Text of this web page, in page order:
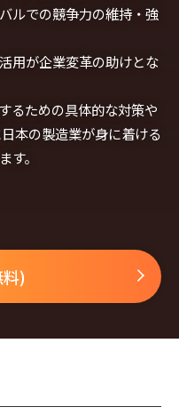
ルでの競争力の維持・強
用が企業変革の助けとな
るための具体的な対策や
本の製造業が身に着ける
す。
)